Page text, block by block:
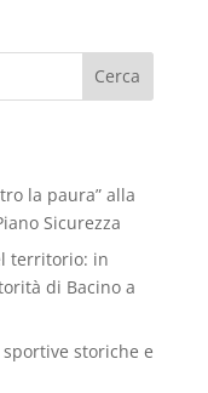
Cerca
la paura” alla
Sicurezza
territorio: in
di Bacino a
sportive storiche e